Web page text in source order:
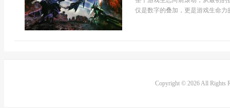
仅是数字的叠加，更是游戏生命力
Copyright © 2026 All Rights